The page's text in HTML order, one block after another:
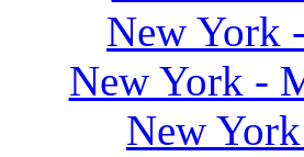
New York
New York -
New